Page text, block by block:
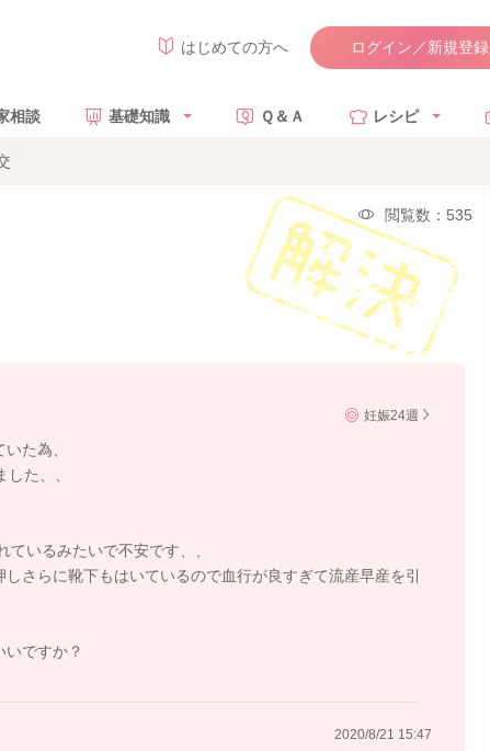
はじめての方へ ログイン／新規登録
相談 基礎知識 Ｑ＆Ａ レシピ
閲覧数：535
妊娠24週
た為、
た、、
ているみたいで不安です、、
さらに靴下もはいているので血行が良すぎて流産早産を引
ですか？
2020/8/21 15:47